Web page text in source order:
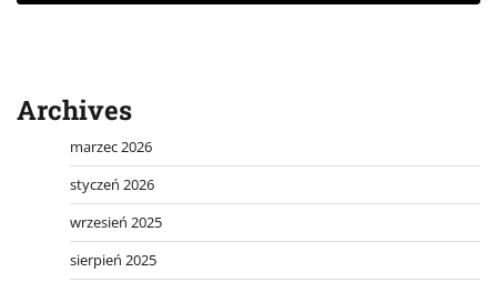
Archives
marzec 2026
styczeń 2026
wrzesień 2025
sierpień 2025